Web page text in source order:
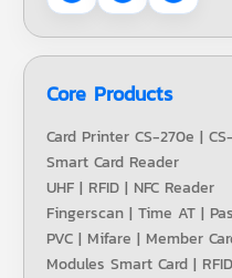
Core Products
Card Printer CS-270e |
Smart Card Reader
UHF | RFID | NFC Reader
Fingerscan | Time AT |
PVC | Mifare | Member
Modules Smart Card |